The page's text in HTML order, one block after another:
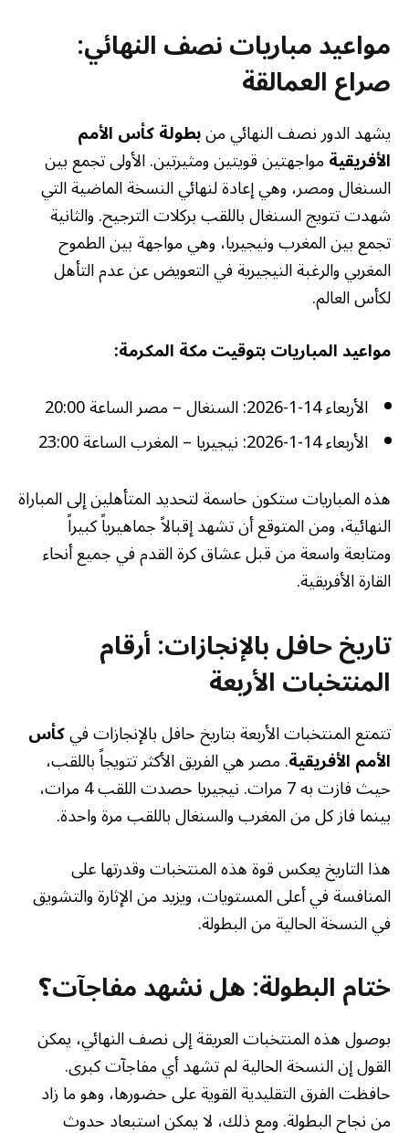
مواعيد مباريات نصف النهائي:
صراع العمالقة
يشهد الدور نصف النهائي منبطولة كأس الأمم
الأفريقيةمواجهتين قويتين ومثيرتين. الأولى تجمع بين
السنغال ومصر، وهي إعادة لنهائي النسخة الماضية التي
شهدت تتويج السنغال باللقب بركلات الترجيح. والثانية
تجمع بين المغرب ونيجيريا، وهي مواجهة بين الطموح
المغربي والرغبة النيجيرية في التعويض عن عدم التأهل
لكأس العالم.
مواعيد المباريات بتوقيت مكة المكرمة:
الأربعاء 14-1-2026: السنغال – مصر الساعة 20:00
الأربعاء 14-1-2026: نيجيريا – المغرب الساعة 23:00
هذه المباريات ستكون حاسمة لتحديد المتأهلين إلى المباراة
النهائية، ومن المتوقع أن تشهد إقبالاً جماهيرياً كبيراً
ومتابعة واسعة من قبل عشاق كرة القدم في جميع أنحاء
القارة الأفريقية.
تاريخ حافل بالإنجازات: أرقام
المنتخبات الأربعة
تتمتع المنتخبات الأربعة بتاريخ حافل بالإنجازات فيكأس
الأمم الأفريقية. مصر هي الفريق الأكثر تتويجاً باللقب،
حيث فازت به 7 مرات. نيجيريا حصدت اللقب 4 مرات،
بينما فاز كل من المغرب والسنغال باللقب مرة واحدة.
هذا التاريخ يعكس قوة هذه المنتخبات وقدرتها على
المنافسة في أعلى المستويات، ويزيد من الإثارة والتشويق
في النسخة الحالية من البطولة.
ختام البطولة: هل نشهد مفاجآت؟
بوصول هذه المنتخبات العريقة إلى نصف النهائي، يمكن
القول إن النسخة الحالية لم تشهد أي مفاجآت كبرى.
حافظت الفرق التقليدية القوية على حضورها، وهو ما زاد
من نجاح البطولة. ومع ذلك، لا يمكن استبعاد حدوث